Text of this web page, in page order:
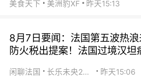
美食天下 美洲豹XF 昨天15:13
8月7日要闻：法国第五波热
防火税出提案！法国过境汉坦
闲聊法国 长乐未央2015 昨天15:06